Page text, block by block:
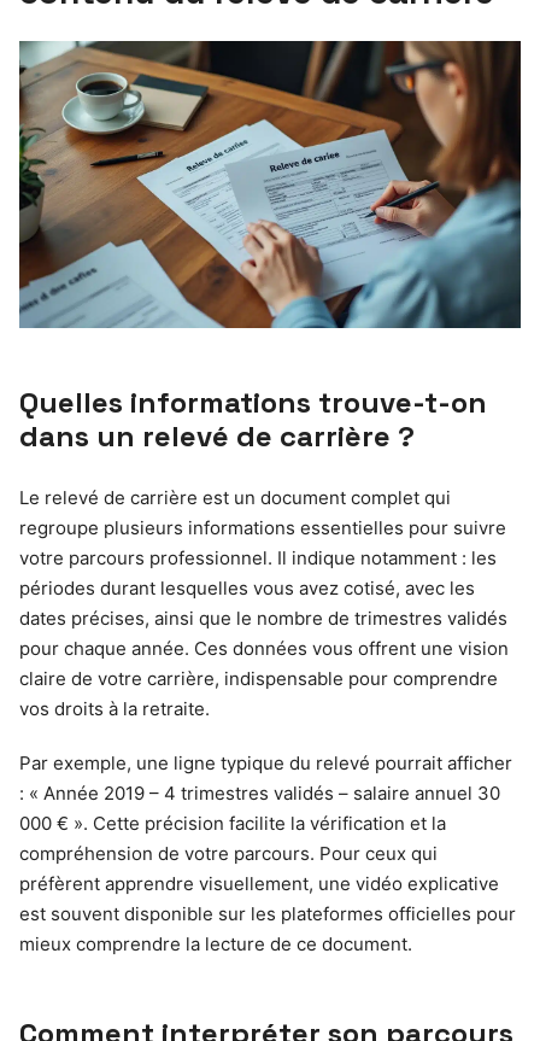
Quelles informations trouve-t-on
dans un relevé de carrière ?
Le relevé de carrière est un document complet qui
regroupe plusieurs informations essentielles pour suivre
votre parcours professionnel. Il indique notamment : les
périodes durant lesquelles vous avez cotisé, avec les
dates précises, ainsi que le nombre de trimestres validés
pour chaque année. Ces données vous offrent une vision
claire de votre carrière, indispensable pour comprendre
vos droits à la retraite.
Par exemple, une ligne typique du relevé pourrait afficher
: « Année 2019 – 4 trimestres validés – salaire annuel 30
000 € ». Cette précision facilite la vérification et la
compréhension de votre parcours. Pour ceux qui
préfèrent apprendre visuellement, une vidéo explicative
est souvent disponible sur les plateformes officielles pour
mieux comprendre la lecture de ce document.
Comment interpréter son parcours